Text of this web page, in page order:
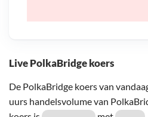
Live PolkaBridge koers
De PolkaBridge koers van
uurs handelsvolume van